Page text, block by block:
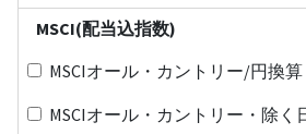
MSCI(配当込指数)
MSCIオール・カントリー/円換算
MSCIオール・カントリー・除く